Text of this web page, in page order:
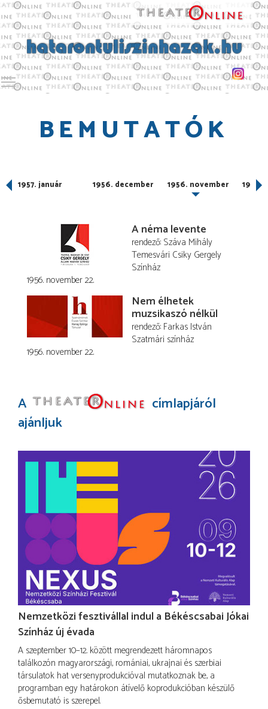
Toggle main menu visibility
BEMUTATÓK
1957. január 1956. december 1956. november 1956.
A néma levente
rendező Száva Mihály
Temesvári Csiky Gergely
Színház
1956. november 22.
Nem élhetek
muzsikaszó nélkül
rendező Farkas István
Szatmári színház
1956. november 22.
A
címlapjáról
ajánljuk
Nemzetközi fesztivállal indul a Békéscsabai Jókai
Színház új évada
A szeptember 10–12. között megrendezett háromnapos
találkozón magyarországi, romániai, ukrajnai és szerbiai
társulatok hat versenyprodukcióval mutatkoznak be, a
programban egy határokon átívelő koprodukcióban készülő
ősbemutató is szerepel.